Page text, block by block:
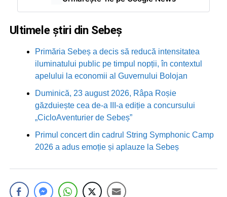
Ultimele știri din Sebeș
Primăria Sebeș a decis să reducă intensitatea
iluminatului public pe timpul nopții, în contextul
apelului la economii al Guvernului Bolojan
Duminică, 23 august 2026, Râpa Roșie
găzduiește cea de-a III-a ediție a concursului
„CicloAventurier de Sebeș”
Primul concert din cadrul String Symphonic Camp
2026 a adus emoție și aplauze la Sebeș